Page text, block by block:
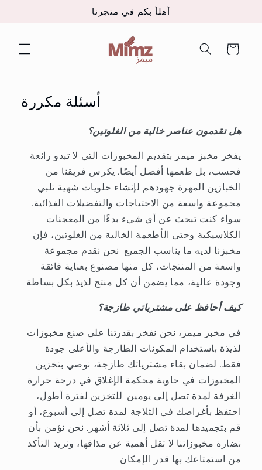
أهلأ بكم في متجرنا
عربة
التسوق
أسئلة مكررة
هل تقدمون عناصر خالية من الغلوتين؟
يفخر مخبز ميمز بتقديم المخبوزات التي لا تبدو رائعة
فحسب، بل طعمها أفضل أيضًا. يكرس فريقنا من
الخبازين المهرة جهودهم لإنشاء حلويات شهية تلبي
مجموعة واسعة من الاحتياجات والتفضيلات الغذائية.
سواء كنت تبحث عن أي شيء بدءًا من المعجنات
الكلاسيكية وحتى الأطعمة الخالية من الغلوتين، فإن
مخبزنا لديه ما يناسب الجميع. نحن نقدم مجموعة
واسعة من المنتجات، كل منها مصنوع بعناية فائقة
وجودة عالية، مما يضمن أن كل منتج لذيذ بكل بساطة.
كيف أحافظ على مشترياتي طازجة؟
في مخبز ميمز، نحن نفخر بقدرتنا على صنع مخبوزات
لذيذة باستخدام المكونات الطازجة والأعلى جودة
فقط. لضمان بقاء مشترياتك طازجة، نوصي بتخزين
المخبوزات في حاوية محكمة الإغلاق في درجة حرارة
الغرفة لمدة تصل إلى يومين. للتخزين لفترة أطول،
احتفظ بأغراضك في الثلاجة لمدة تصل إلى أسبوع، أو
قم بتجميدها لمدة تصل إلى ثلاثة أشهر. نحن نؤمن بأن
نضارة مخبوزاتنا لا تقل أهمية عن مذاقها، ونريد التأكد
من استمتاعك بها قدر الإمكان.